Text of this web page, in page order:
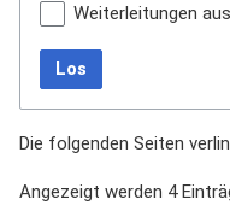
Weiterleitungen
Los
Die folgenden Seiten
Angezeigt werden 4